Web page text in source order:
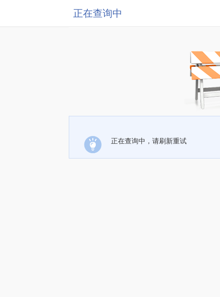
正在查询中
正在查询中，请刷新重试